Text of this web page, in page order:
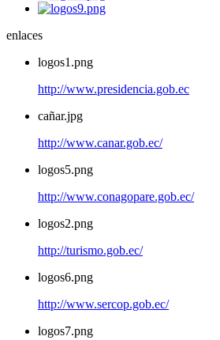
enlaces
logos1.png
http://www.presidencia.gob.ec
cañar.jpg
http://www.canar.gob.ec/
logos5.png
http://www.conagopare.gob.ec/
logos2.png
http://turismo.gob.ec/
logos6.png
http://www.sercop.gob.ec/
logos7.png